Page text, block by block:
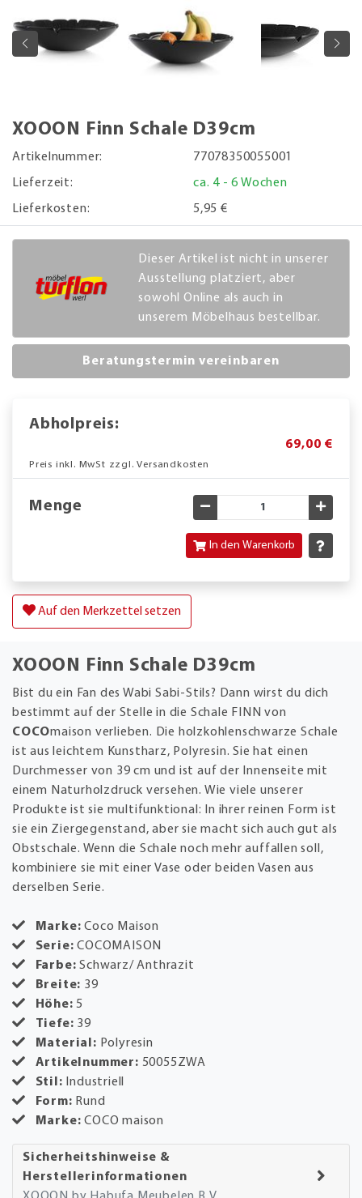
XOOON Finn Schale D39cm
Artikelnummer:
77078350055001
Lieferzeit:
ca. 4 - 6 Wochen
Lieferkosten:
5,95 €
Dieser Artikel ist nicht in unserer
Ausstellung platziert, aber
sowohl Online als auch in
unserem Möbelhaus bestellbar.
Beratungstermin vereinbaren
Abholpreis:
69,00 €
Preis inkl. MwSt zzgl. Versandkosten
Menge Gewünschte Menge
In den Warenkorb
Auf den Merkzettel setzen
XOOON Finn Schale D39cm
Bist du ein Fan des Wabi Sabi-Stils? Dann wirst du dich
bestimmt auf der Stelle in die Schale FINN von
COCOmaison verlieben. Die holzkohlenschwarze Schale
ist aus leichtem Kunstharz, Polyresin. Sie hat einen
Durchmesser von 39 cm und ist auf der Innenseite mit
einem Naturholzdruck versehen. Wie viele unserer
Produkte ist sie multifunktional: In ihrer reinen Form ist
sie ein Ziergegenstand, aber sie macht sich auch gut als
Obstschale. Wenn die Schale noch mehr auffallen soll,
kombiniere sie mit einer Vase oder beiden Vasen aus
derselben Serie.
Marke: Coco Maison
Serie: COCOMAISON
Farbe: Schwarz/ Anthrazit
Breite: 39
Höhe: 5
Tiefe: 39
Material: Polyresin
Artikelnummer: 50055ZWA
Stil: Industriell
Form: Rund
Marke:COCO maison
Sicherheitshinweise &
Herstellerinformationen